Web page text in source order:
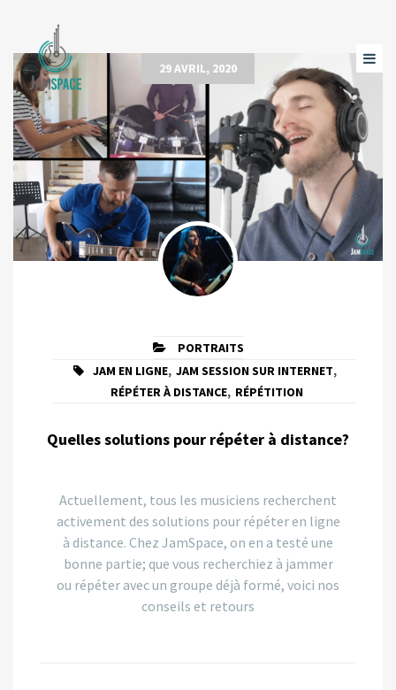
29 AVRIL, 2020
PORTRAITS
JAM EN LIGNE, JAM SESSION SUR INTERNET,
RÉPÉTER À DISTANCE, RÉPÉTITION
Quelles solutions pour répéter à distance?
Actuellement, tous les musiciens recherchent
activement des solutions pour répéter en ligne
à distance. Chez JamSpace, on en a testé une
bonne partie; que vous recherchiez à jammer
ou répéter avec un groupe déjà formé, voici nos
conseils et retours